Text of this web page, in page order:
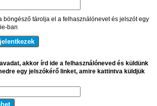
böngésző tárolja el a felhasználónevet és jelszót egy
ban
akkor írd ide a felhasználóneved és küldünk
egy jelszókérő linket, amire kattintva küldjük